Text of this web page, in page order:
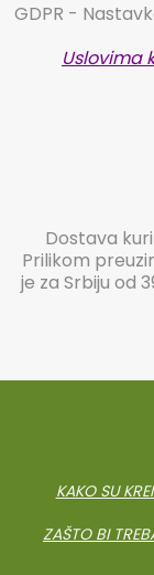
GDPR -
Uslovima
Dostava
Prilikom
je za Srbiju od
KAKO SU
ZAŠTO BI